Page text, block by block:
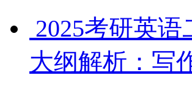
2025考研英语
大纲解析：写